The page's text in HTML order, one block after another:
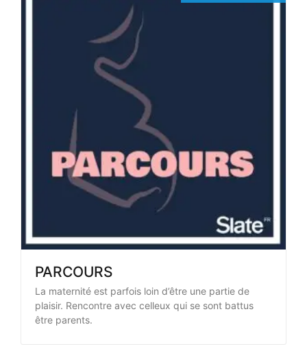
PARCOURS
La maternité est parfois loin d’être une partie de
plaisir. Rencontre avec celleux qui se sont battus
être parents.